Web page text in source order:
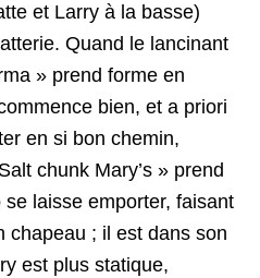
et Larry à la basse)
Quand le lancinant
» prend forme en
bien, et a priori
en si bon chemin,
chunk Mary’s » prend
se laisse emporter, faisant
chapeau ; il est dans son
est plus statique,